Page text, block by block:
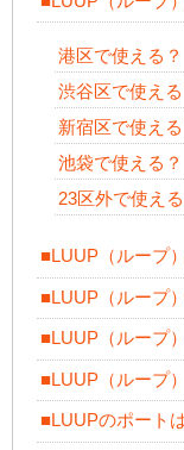
港区で使える？
渋谷区で使える
新宿区で使える
池袋で使える？
23区外で使える
■LUUP（ループ
■LUUP（ループ
■LUUP（ループ
■LUUP（ループ
■LUUPのポート